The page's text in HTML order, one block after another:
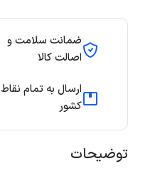
ضمانت سلامت و
اصالت کالا
ارسال به تمام نقاط
کشور
توضیحات